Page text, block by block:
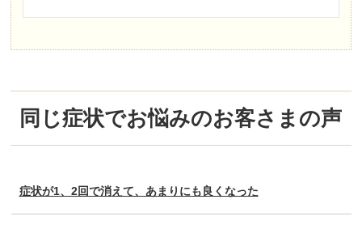
同じ症状でお悩みのお客さまの声
症状が1、2回で消えて、あまりにも良くなった